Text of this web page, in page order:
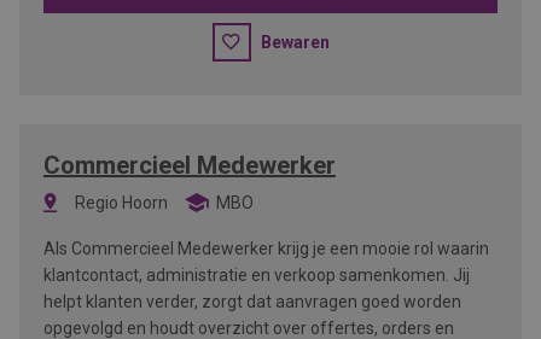
Bewaren
Commercieel Medewerker
Regio Hoorn MBO
Als Commercieel Medewerker krijg je een mooie rol waarin
klantcontact, administratie en verkoop samenkomen. Jij
helpt klanten verder, zorgt dat aanvragen goed worden
opgevolgd en houdt overzicht over offertes, orders en